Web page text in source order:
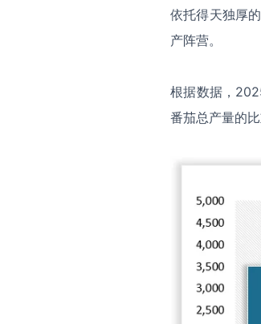
依托得天独厚
产阵营。
根据数据，
番茄总产量的比